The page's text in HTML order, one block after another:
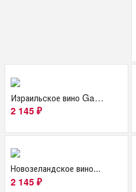
Израильское вино Gamla...
2 145 ₽
Новозеландское вино...
2 145 ₽